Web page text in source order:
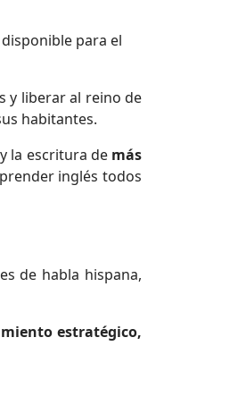
para el
y liberar al reino de
habitantes.
la escritura de más
inglés todos
de habla hispana,
estratégico,